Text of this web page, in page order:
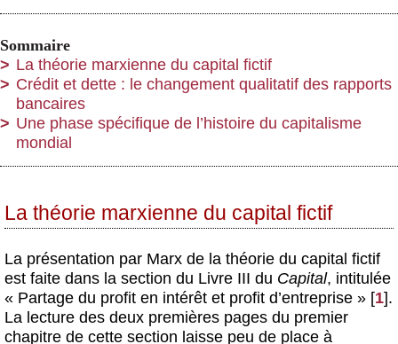
Sommaire
La théorie marxienne du capital fictif
Crédit et dette : le changement qualitatif des rapports
bancaires
Une phase spécifique de l’histoire du capitalisme
mondial
La théorie marxienne du capital fictif
La présentation par Marx de la théorie du capital fictif
est faite dans la section du Livre III du Capital, intitulée
« Partage du profit en intérêt et profit d’entreprise » [1].
La lecture des deux premières pages du premier
chapitre de cette section laisse peu de place à